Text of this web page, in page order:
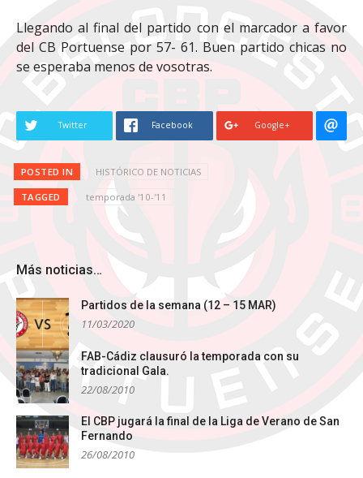
Llegando al final del partido con el marcador a favor
del CB Portuense por 57- 61. Buen partido chicas no
se esperaba menos de vosotras.
Twitter Facebook Google+
POSTED IN HISTÓRICO DE NOTICIAS
TAGGED temporada '10-'11
Más noticias…
Partidos de la semana (12 – 15 MAR)
11/03/2020
FAB-Cádiz clausuró la temporada con su
tradicional Gala.
22/08/2010
El CBP jugará la final de la Liga de Verano de San
Fernando
26/08/2010